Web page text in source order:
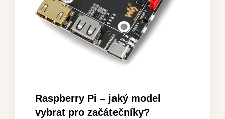
Raspberry Pi – jaký model
vybrat pro začátečníky?